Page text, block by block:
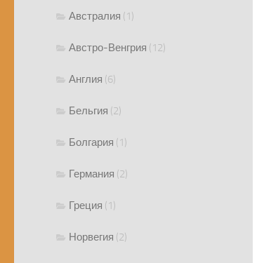
Австралия (1)
Австро-Венгрия (12)
Англия (6)
Бельгия (2)
Болгария (1)
Германия (2)
Греция (1)
Норвегия (2)